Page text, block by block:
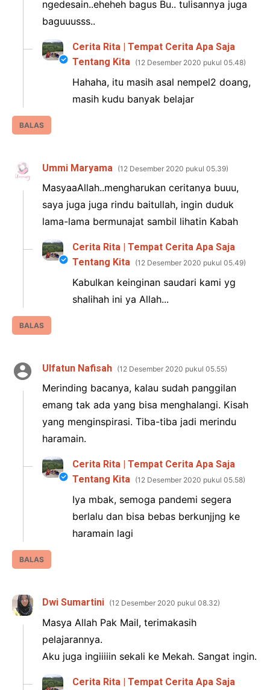
ngedesain..eheheh bagus Bu.. tulisannya juga
baguuusss..
BALAS
Cerita Rita | Tempat Cerita Apa Saja
Tentang Kita
12 Desember 2020 pukul 05.48
Hahaha, itu masih asal nempel2 doang,
masih kudu banyak belajar
Ummi Maryama 12 Desember 2020 pukul 05.39
MasyaaAllah..mengharukan ceritanya buuu,
saya juga juga rindu baitullah, ingin duduk
lama-lama bermunajat sambil lihatin Kabah
BALAS
Cerita Rita | Tempat Cerita Apa Saja
Tentang Kita
12 Desember 2020 pukul 05.49
Kabulkan keinginan saudari kami yg
shalihah ini ya Allah...
Ulfatun Nafisah 12 Desember 2020 pukul 05.55
Merinding bacanya, kalau sudah panggilan
emang tak ada yang bisa menghalangi. Kisah
yang menginspirasi. Tiba-tiba jadi merindu
haramain.
BALAS
Cerita Rita | Tempat Cerita Apa Saja
Tentang Kita
12 Desember 2020 pukul 05.58
Iya mbak, semoga pandemi segera
berlalu dan bisa bebas berkunjjng ke
haramain lagi
Dwi Sumartini 12 Desember 2020 pukul 08.32
Masya Allah Pak Mail, terimakasih
pelajarannya.
Aku juga ingiiiiin sekali ke Mekah. Sangat ingin.
Cerita Rita | Tempat Cerita Apa Saja